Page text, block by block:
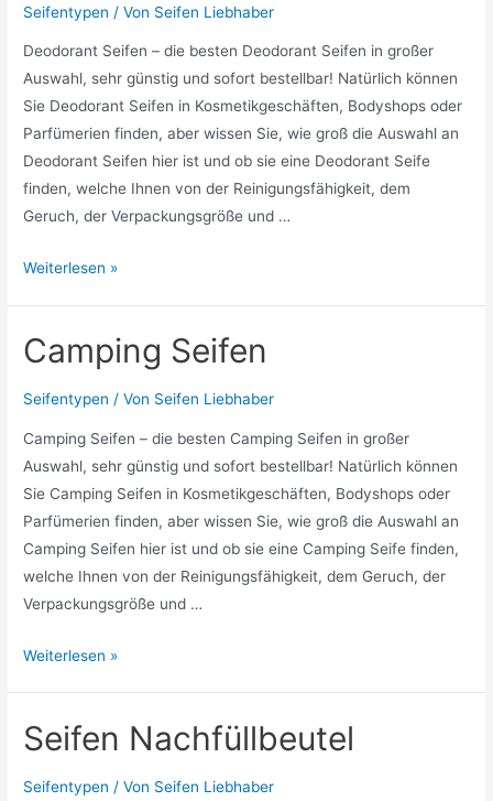
Seifentypen / Von Seifen Liebhaber
Deodorant Seifen – die besten Deodorant Seifen in großer
Auswahl, sehr günstig und sofort bestellbar! Natürlich können
Sie Deodorant Seifen in Kosmetikgeschäften, Bodyshops oder
Parfümerien finden, aber wissen Sie, wie groß die Auswahl an
Deodorant Seifen hier ist und ob sie eine Deodorant Seife
finden, welche Ihnen von der Reinigungsfähigkeit, dem
Geruch, der Verpackungsgröße und …
Deodorant
Weiterlesen »
Camping Seifen
Seifentypen / Von Seifen Liebhaber
Camping Seifen – die besten Camping Seifen in großer
Auswahl, sehr günstig und sofort bestellbar! Natürlich können
Sie Camping Seifen in Kosmetikgeschäften, Bodyshops oder
Parfümerien finden, aber wissen Sie, wie groß die Auswahl an
Camping Seifen hier ist und ob sie eine Camping Seife finden,
welche Ihnen von der Reinigungsfähigkeit, dem Geruch, der
Verpackungsgröße und …
Camping
Weiterlesen »
Seifen Nachfüllbeutel
Seifentypen / Von Seifen Liebhaber